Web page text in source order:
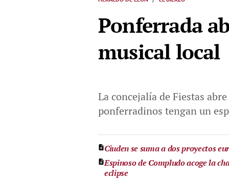
Ponferrada
musical local
La concejalía de Fiestas
ponferradinos tengan un
Ciuden se suma a dos proyectos
Espinoso de Compludo acoge la
eclipse